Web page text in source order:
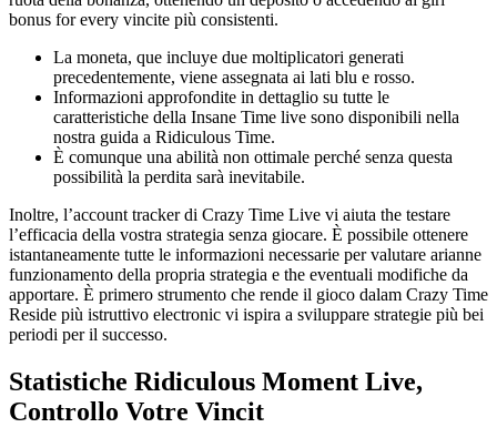
bonus for every vincite più consistenti.
La moneta, que incluye due moltiplicatori generati
precedentemente, viene assegnata ai lati blu e rosso.
Informazioni approfondite in dettaglio su tutte le
caratteristiche della Insane Time live sono disponibili nella
nostra guida a Ridiculous Time.
È comunque una abilità non ottimale perché senza questa
possibilità la perdita sarà inevitabile.
Inoltre, l’account tracker di Crazy Time Live vi aiuta the testare
l’efficacia della vostra strategia senza giocare. È possibile ottenere
istantaneamente tutte le informazioni necessarie per valutare arianne
funzionamento della propria strategia e the eventuali modifiche da
apportare. È primero strumento che rende il gioco dalam Crazy Time
Reside più istruttivo electronic vi ispira a sviluppare strategie più bei
periodi per il successo.
Statistiche Ridiculous Moment Live,
Controllo Votre Vincit